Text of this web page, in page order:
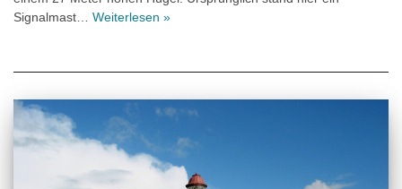
Signalmast… Weiterlesen »